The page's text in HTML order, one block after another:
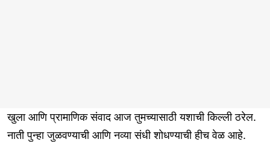
खुला आणि प्रामाणिक संवाद आज तुमच्यासाठी यशाची किल्ली ठरेल.
नाती पुन्हा जुळवण्याची आणि नव्या संधी शोधण्याची हीच वेळ आहे.